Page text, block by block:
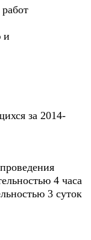
и
за 2014-
4 часа
3 суток